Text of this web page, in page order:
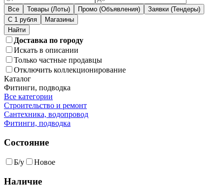
Все Товары (Лоты) Промо (Объявления)
Заявки (Тендеры)
С 1 рубля
Магазины
Доставка по городу
Искать в описании
Только частные продавцы
Отключить коллекционирование
Каталог
Фитинги, подводка
Все категории
Строительство и ремонт
Сантехника, водопровод
Фитинги, подводка
Состояние
Б/у Новое
Наличие